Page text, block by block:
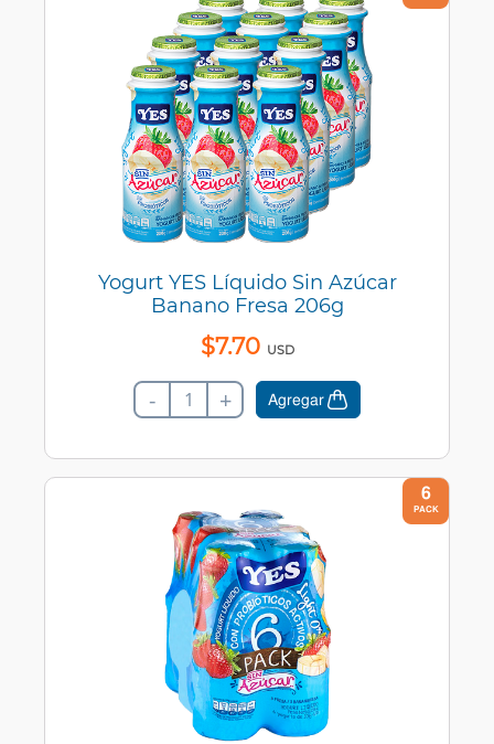
Yogurt YES Líquido Sin Azúcar
Banano Fresa 206g
$7.70 USD
- + Agregar
6
PACK